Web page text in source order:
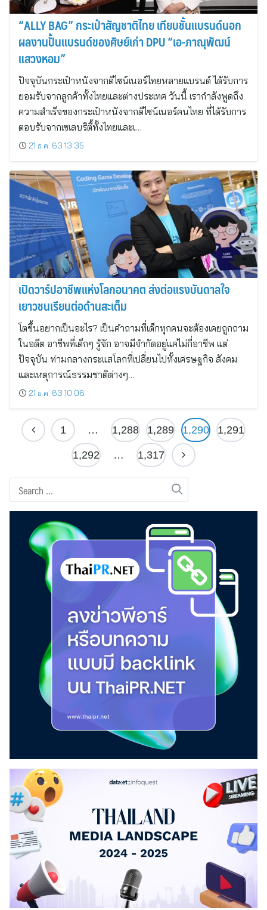
“ALLY BAG” กระเป๋าสัญชาติไทย เทียบชั้นแบรนด์นอก
ผลงานปั้นแบรนด์ของศิษย์เก่า DPU “เอ-ภาณุพัฒน์
แสวงหอม”
ปัจจุบันกระเป๋าหนังจากดีไซน์เนอร์ไทยหลายแบรนด์ ได้รับการ
ยอมรับจากลูกค้าทั้งไทยและต่างประเทศ วันนี้ เรากำลังพูดถึง
ความสำเร็จของกระเป๋าหนังจากดีไซน์เนอร์คนไทย ที่ได้รับการ
ตอบรับจากเซเลบริตี้ทั้งไทยและเ…
21 ธ.ค. 63 13:35
เปิดวาร์ปอาชีพแห่งโลกอนาคต ส่งต่อแรงบันดาลใจ
เยาวชนเรียนต่อด้านสะเต็ม
โตขึ้นอยากเป็นอะไร? เป็นคำถามที่เด็กทุกคนจะต้องเคยถูกถาม
ในอดีต อาชีพที่เด็กๆ รู้จัก อาจมีจำกัดอยู่แค่ไม่กี่อาชีพ แต่
ปัจจุบัน ท่ามกลางกระแสโลกที่เปลี่ยนไปทั้งเศรษฐกิจ สังคม
และเหตุการณ์ธรรมชาติต่างๆ…
21 ธ.ค. 63 10:06
1 … 1,288 1,289 1,290 1,291
1,292 … 1,317